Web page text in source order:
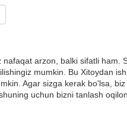
arzon, balki sifatli ham.
mumkin. Bu Xitoydan
Agar sizga kerak bo'lsa,
uchun bizni tanlash